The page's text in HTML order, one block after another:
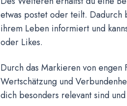
etwas postet oder teilt. Dadurch
ihrem Leben informiert und
oder Likes.
Durch das Markieren von engen
Wertschätzung und
dich besonders relevant sind